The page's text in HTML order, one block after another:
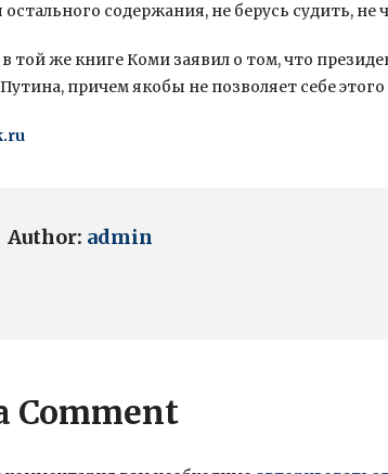
остального содержания, не берусь судить,
той же книге Коми заявил о том, что
причем якобы не позволяет себе этого
Author: admin
Comment